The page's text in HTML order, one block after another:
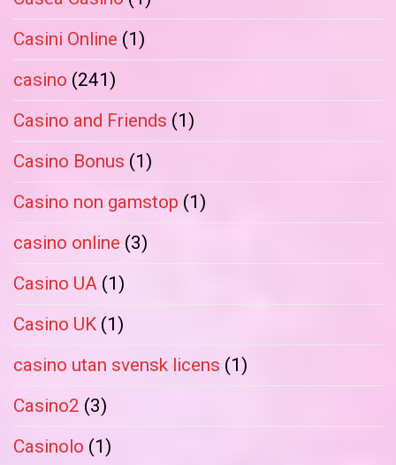
Casini Online (1)
casino (241)
Casino and Friends (1)
Casino Bonus (1)
Casino non gamstop (1)
casino online (3)
Casino UA (1)
Casino UK (1)
casino utan svensk licens (1)
Casino2 (3)
Casinolo (1)